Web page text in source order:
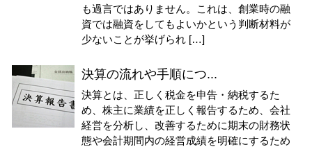
も過言ではありません。これは、創業時の融
資では融資をしてもよいかという判断材料が
少ないことが挙げられ […]
決算の流れや手順につ...
決算とは、正しく税金を申告・納税するた
め、株主に業績を正しく報告するため、会社
経営を分析し、改善するために期末の財務状
態や会計期間内の経営成績を明確にするため